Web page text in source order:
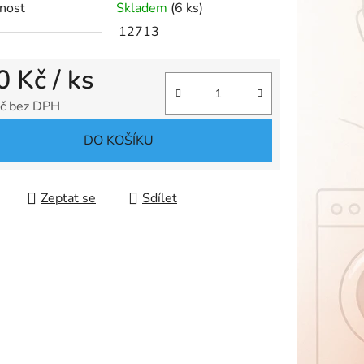
Skladem (6 ks)
12713
Kč/ ks
bez DPH
DO KOŠÍKU
Zeptat se Sdílet